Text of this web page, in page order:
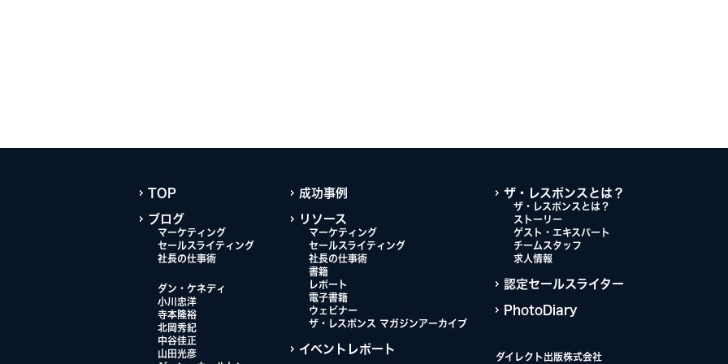
TOP
ブログ
マーケティング
セールスライティング
社長の仕事術
ダン・ケネディ
小川忠洋
寺本隆裕
北岡秀紀
中谷佳正
山田光彦
成功事例
リソース
マーケティング
セールスライティング
社長の仕事術
書籍
レポート
電子書籍
ウェビナー
ザ・レスポンス マガジンアーカイブ
イベントレポート
ザ・レスポンスとは？
ザ・レスポンスとは？
ストーリー
ゲスト・エキスパート
チームスタッフ
求人情報
認定セールスライター
PhotoDiary
ダイレクト出版株式会社